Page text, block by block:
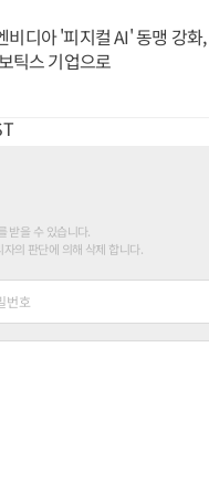
디아 '피지컬 AI' 동맹 강화,
틱스 기업으로
받을 수 있습니다.
의 판단에 의해 삭제 합니다.